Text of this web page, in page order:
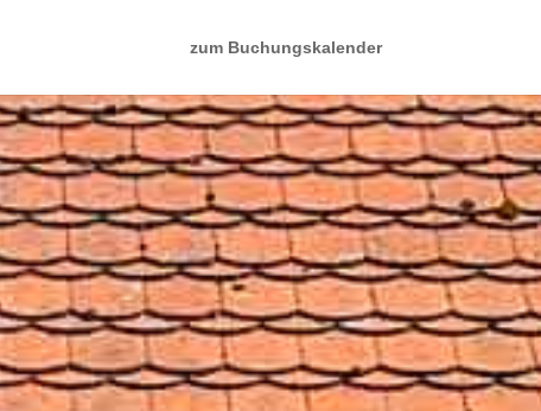
zum Buchungskalender